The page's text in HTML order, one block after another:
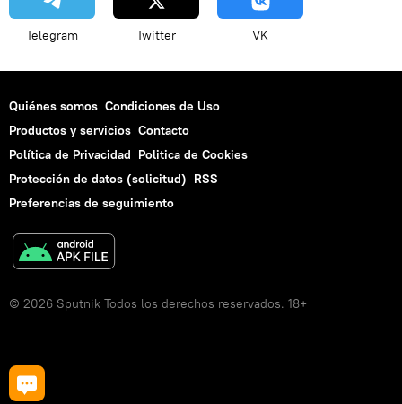
Telegram Twitter VK
Quiénes somos Condiciones de Uso
Productos y servicios Contacto
Política de Privacidad Politica de Cookies
Protección de datos (solicitud) RSS
Preferencias de seguimiento
© 2026 Sputnik Todos los derechos reservados. 18+